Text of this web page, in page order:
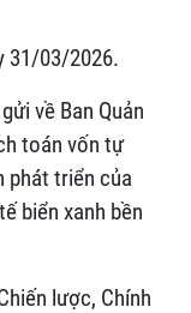
31/03/2026.
về Ban Quản
toán vốn tự
phát triển của
biển xanh bền
lược, Chính